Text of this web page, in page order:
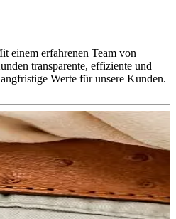
einem erfahrenen Team von
transparente, effiziente und
Werte für unsere Kunden.